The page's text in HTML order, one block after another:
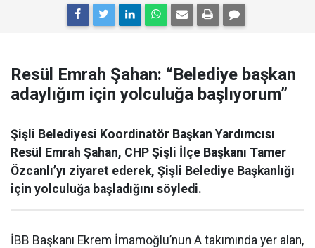
Resül Emrah Şahan: “Belediye başkan
adaylığım için yolculuğa başlıyorum”
Şişli Belediyesi Koordinatör Başkan Yardımcısı
Resül Emrah Şahan, CHP Şişli İlçe Başkanı Tamer
Özcanlı’yı ziyaret ederek, Şişli Belediye Başkanlığı
için yolculuğa başladığını söyledi.
İBB Başkanı Ekrem İmamoğlu’nun A takımında yer alan,